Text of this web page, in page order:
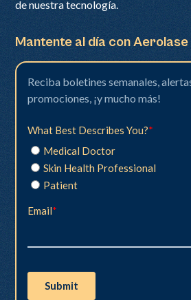
de nuestra tecnología.
Mantente al día con Aerolase
Reciba boletines semanales,
promociones, ¡y mucho más!